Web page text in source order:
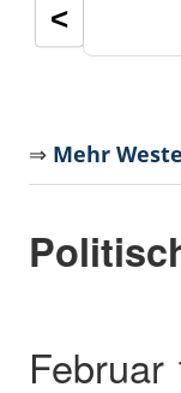
<
⇒ Mehr
Februar